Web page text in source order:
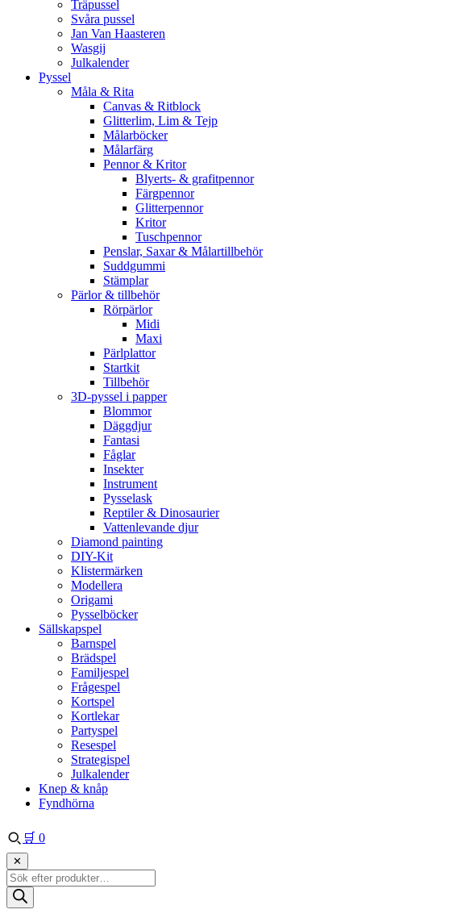
Träpussel
Svåra pussel
Jan Van Haasteren
Wasgij
Julkalender
Pyssel
Måla & Rita
Canvas & Ritblock
Glitterlim, Lim & Tejp
Målarböcker
Målarfärg
Pennor & Kritor
Blyerts- & grafitpennor
Färgpennor
Glitterpennor
Kritor
Tuschpennor
Penslar, Saxar & Målartillbehör
Suddgummi
Stämplar
Pärlor & tillbehör
Rörpärlor
Midi
Maxi
Pärlplattor
Startkit
Tillbehör
3D-pyssel i papper
Blommor
Däggdjur
Fantasi
Fåglar
Insekter
Instrument
Pysselask
Reptiler & Dinosaurier
Vattenlevande djur
Diamond painting
DIY-Kit
Klistermärken
Modellera
Origami
Pysselböcker
Sällskapspel
Barnspel
Brädspel
Familjespel
Frågespel
Kortspel
Kortlekar
Partyspel
Resespel
Strategispel
Julkalender
Knep & knåp
Fyndhörna
🛒 0
✕
Produktsökning